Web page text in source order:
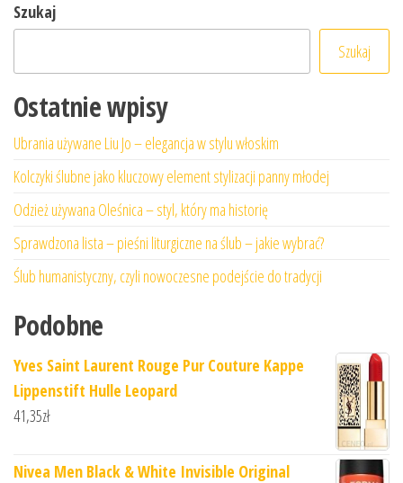
Szukaj
Szukaj
Ostatnie wpisy
Ubrania używane Liu Jo – elegancja w stylu włoskim
Kolczyki ślubne jako kluczowy element stylizacji panny młodej
Odzież używana Oleśnica – styl, który ma historię
Sprawdzona lista – pieśni liturgiczne na ślub – jakie wybrać?
Ślub humanistyczny, czyli nowoczesne podejście do tradycji
Podobne
Yves Saint Laurent Rouge Pur Couture Kappe
Lippenstift Hulle Leopard
41,35zł
Nivea Men Black & White Invisible Original